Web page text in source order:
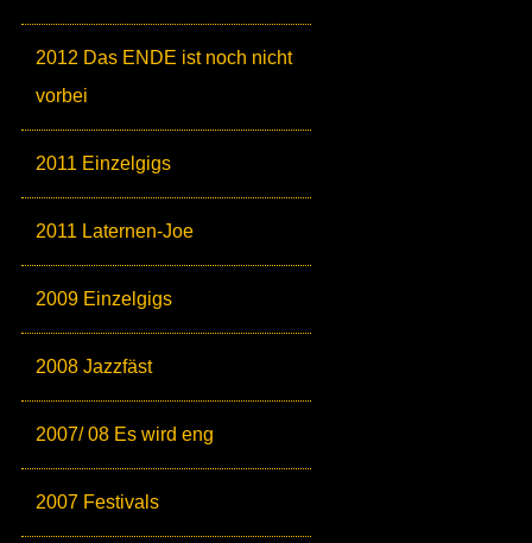
2012 Das ENDE ist noch nicht
vorbei
2011 Einzelgigs
2011 Laternen-Joe
2009 Einzelgigs
2008 Jazzfäst
2007/ 08 Es wird eng
2007 Festivals